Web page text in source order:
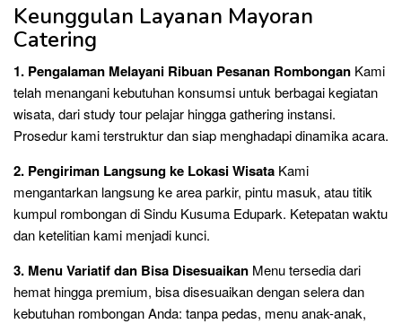
Keunggulan Layanan Mayoran
Catering
1. Pengalaman Melayani Ribuan Pesanan Rombongan Kami
telah menangani kebutuhan konsumsi untuk berbagai kegiatan
wisata, dari study tour pelajar hingga gathering instansi.
Prosedur kami terstruktur dan siap menghadapi dinamika acara.
2. Pengiriman Langsung ke Lokasi Wisata Kami
mengantarkan langsung ke area parkir, pintu masuk, atau titik
kumpul rombongan di Sindu Kusuma Edupark. Ketepatan waktu
dan ketelitian kami menjadi kunci.
3. Menu Variatif dan Bisa Disesuaikan Menu tersedia dari
hemat hingga premium, bisa disesuaikan dengan selera dan
kebutuhan rombongan Anda: tanpa pedas, menu anak-anak,